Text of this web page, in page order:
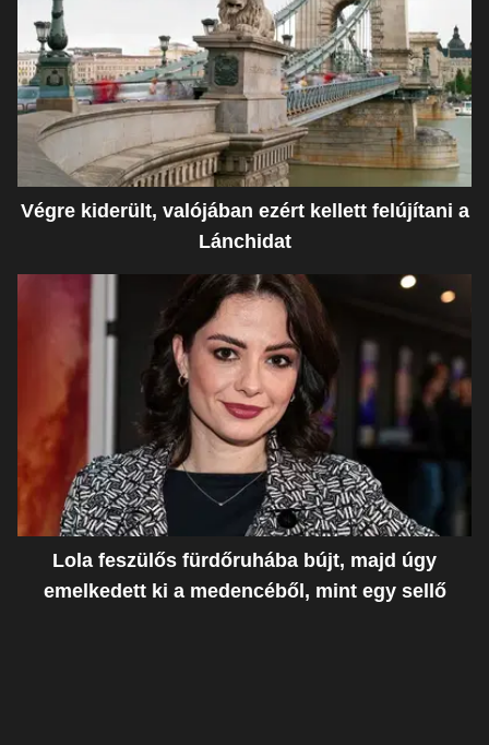
Végre kiderült, valójában ezért kellett felújítani a
Lánchidat
Lola feszülős fürdőruhába bújt, majd úgy
emelkedett ki a medencéből, mint egy sellő